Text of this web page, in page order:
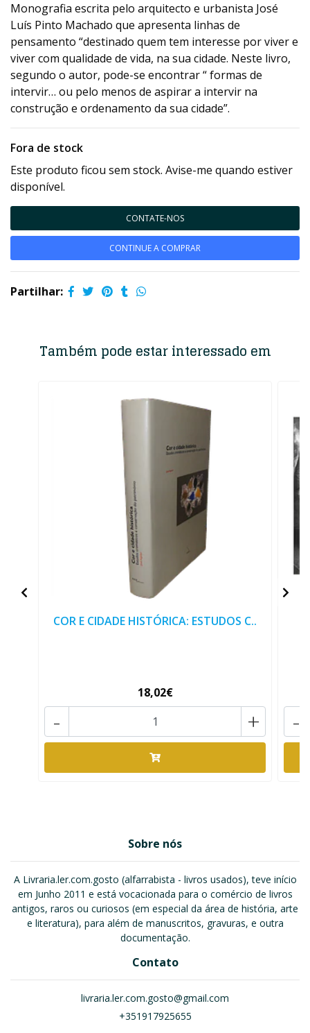
Monografia escrita pelo arquitecto e urbanista José
Luís Pinto Machado que apresenta linhas de
pensamento “destinado quem tem interesse por viver e
viver com qualidade de vida, na sua cidade. Neste livro,
segundo o autor, pode-se encontrar “ formas de
intervir… ou pelo menos de aspirar a intervir na
construção e ordenamento da sua cidade”.
Fora de stock
Este produto ficou sem stock. Avise-me quando estiver
disponível.
CONTATE-NOS
CONTINUE A COMPRAR
Partilhar:
Também pode estar interessado em
COR E CIDADE HISTÓRICA: ESTUDOS C..
18,02€
+
- -
Sobre nós
A Livraria.ler.com.gosto (alfarrabista - livros usados), teve início
em Junho 2011 e está vocacionada para o comércio de livros
antigos, raros ou curiosos (em especial da área de história, arte
e literatura), para além de manuscritos, gravuras, e outra
documentação.
Contato
livraria.ler.com.gosto@gmail.com
+351917925655